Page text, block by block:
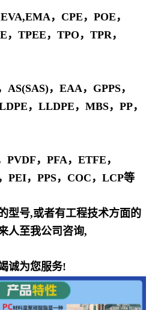
，CPE，POE，
，TPEE，TPO，TPR，
AS(SAS)，EAA，GPPS，
，LLDPE，MBS，PP，
PVDF，PFA，ETFE，
PEI，PPS，COC，LCP等
型号,或者有工程技术方面的
人至我公司咨询,
诚为您服务!